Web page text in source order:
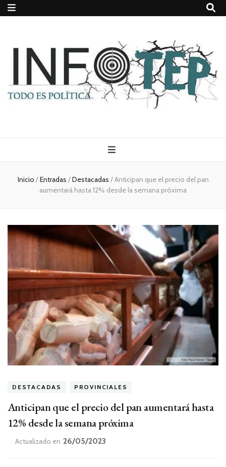
Todo es
(rosca)
política
Inicio /Entradas /Destacadas /Anticipan que el precio del pan
aumentará hasta 12% desde la semana próxima
DESTACADAS PROVINCIALES
Anticipan que el precio del pan aumentará hasta
12% desde la semana próxima
Actualizado en 26/05/2023